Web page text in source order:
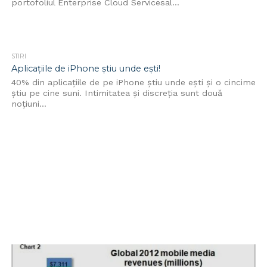
portofoliul Enterprise Cloud Servicesal...
STIRI
Aplicațiile de iPhone știu unde ești!
40% din aplicațiile de pe iPhone știu unde ești și o cincime
știu pe cine suni. Intimitatea și discreția sunt două
noțiuni...